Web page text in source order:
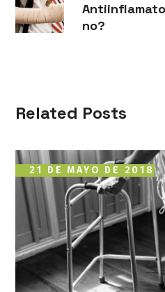
no?
Related Posts
21 DE MAYO DE 2018